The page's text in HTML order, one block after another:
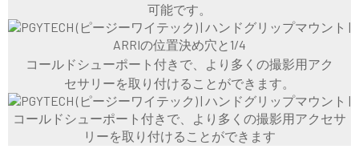
可能です。
コールドシューポート付きで、より多くの撮影用アク
セサリーを取り付けることができます。